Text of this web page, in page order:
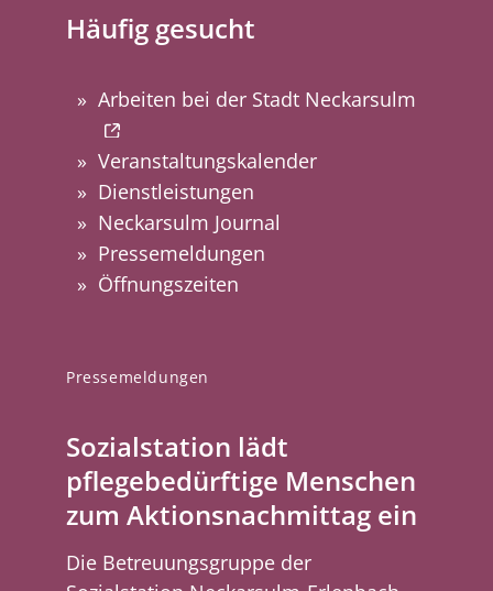
Pressemeldungen
Sozialstation lädt
pflegebedürftige Menschen
zum Aktionsnachmittag ein
Die Betreuungsgruppe der
Häufig gesucht
Arbeiten bei der Stadt Neckarsulm
Veranstaltungskalender
Dienstleistungen
Neckarsulm Journal
Pressemeldungen
Öffnungszeiten